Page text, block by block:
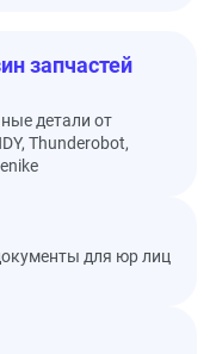
запчастей
детали от
Thunderobot,
для юр лиц